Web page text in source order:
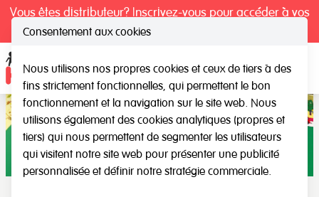
Vous êtes distributeur? Inscrivez-vous pour accéder à vos
tarifs exclusifs.
Consentement aux cookies
Nous utilisons nos propres cookies et ceux de tiers à des
fins strictement fonctionnelles, qui permettent le bon
fonctionnement et la navigation sur le site web. Nous
utilisons également des cookies analytiques (propres et
tiers) qui nous permettent de segmenter les utilisateurs
qui visitent notre site web pour présenter une publicité
personnalisée et définir notre stratégie commerciale.